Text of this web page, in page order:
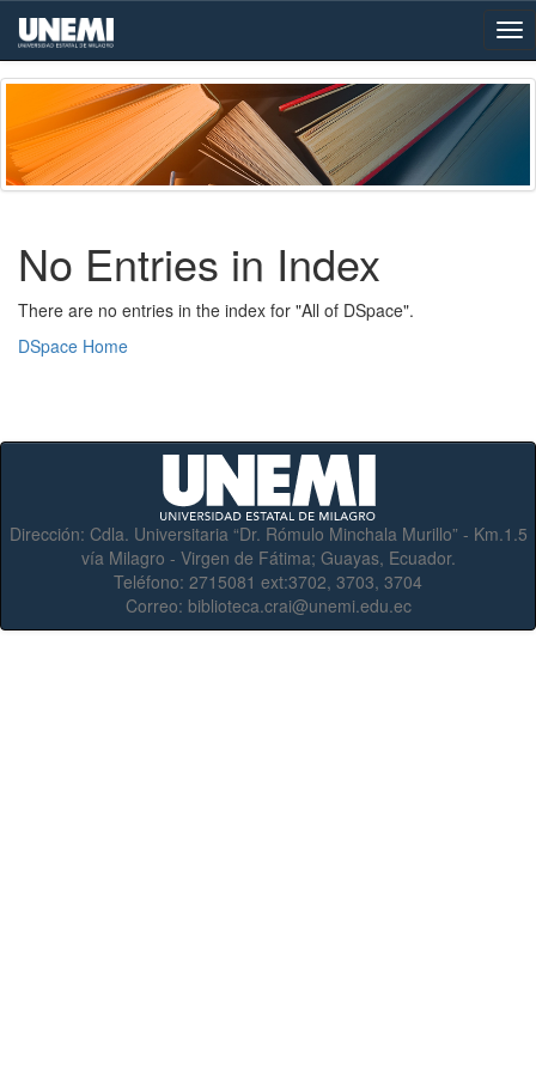
Skip
navigation
No Entries in Index
There are no entries in the index for "All of DSpace".
DSpace Home
Dirección: Cdla. Universitaria “Dr. Rómulo Minchala Murillo” - Km.1.5
vía Milagro - Virgen de Fátima; Guayas, Ecuador.
Teléfono: 2715081 ext:3702, 3703, 3704
Correo: biblioteca.crai@unemi.edu.ec